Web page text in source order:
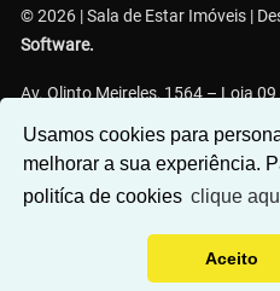
Usamos cookies para
melhorar a sua experiência.
politíca de cookies clique
Aceito
© 2026 | Sala de Estar Imóveis |
Software.
Av. Olinto Meireles, 1564 – Loja